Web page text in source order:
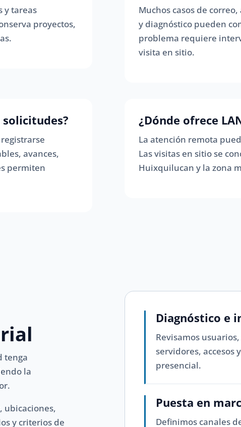
y tareas
proyectos,
Muchos casos de
y diagnóstico pueden
problema requiere
visita en sitio.
solicitudes?
avances,
permiten
¿Dónde ofrece
La atención remota
Las visitas en sitio se
Huixquilucan y la zona
tenga
la
ubicaciones,
y criterios de
Diagnóstico e
Revisamos
servidores, accesos
presencial.
Puesta en
Definimos canales